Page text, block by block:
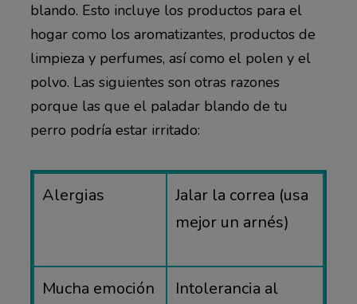
blando. Esto incluye los productos para el
hogar como los aromatizantes, productos de
limpieza y perfumes, así como el polen y el
polvo. Las siguientes son otras razones
porque las que el paladar blando de tu
perro podría estar irritado:
Alergias
Jalar la correa (usa
mejor un arnés)
Mucha emoción
Intolerancia al